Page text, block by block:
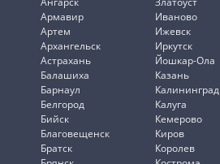
Армавир
Артем
Архангельск
Астрахань
Балашиха
Барнаул
Белгород
Бийск
Благовещенск
Братск
Иваново
Ижевск
Иркутск
Йошкар-Ола
Казань
Калининград
Калуга
Кемерово
Киров
Королев